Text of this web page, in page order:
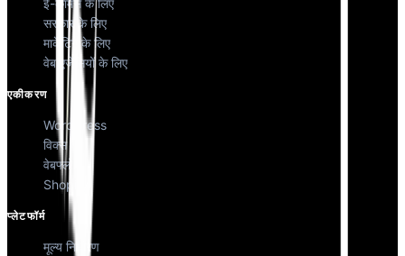
ई-कॉमर्स के लिए
सरकार के लिए
मार्केटिंग के लिए
वेब एजेंसियों के लिए
एकीकरण
WordPress
विक्स
वेबफ्लो
Shopify
प्लेटफॉर्म
मूल्य निर्धारण